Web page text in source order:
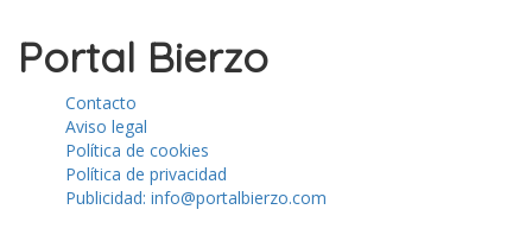
Portal Bierzo
Contacto
Aviso legal
Política de cookies
Política de privacidad
Publicidad: info@portalbierzo.com